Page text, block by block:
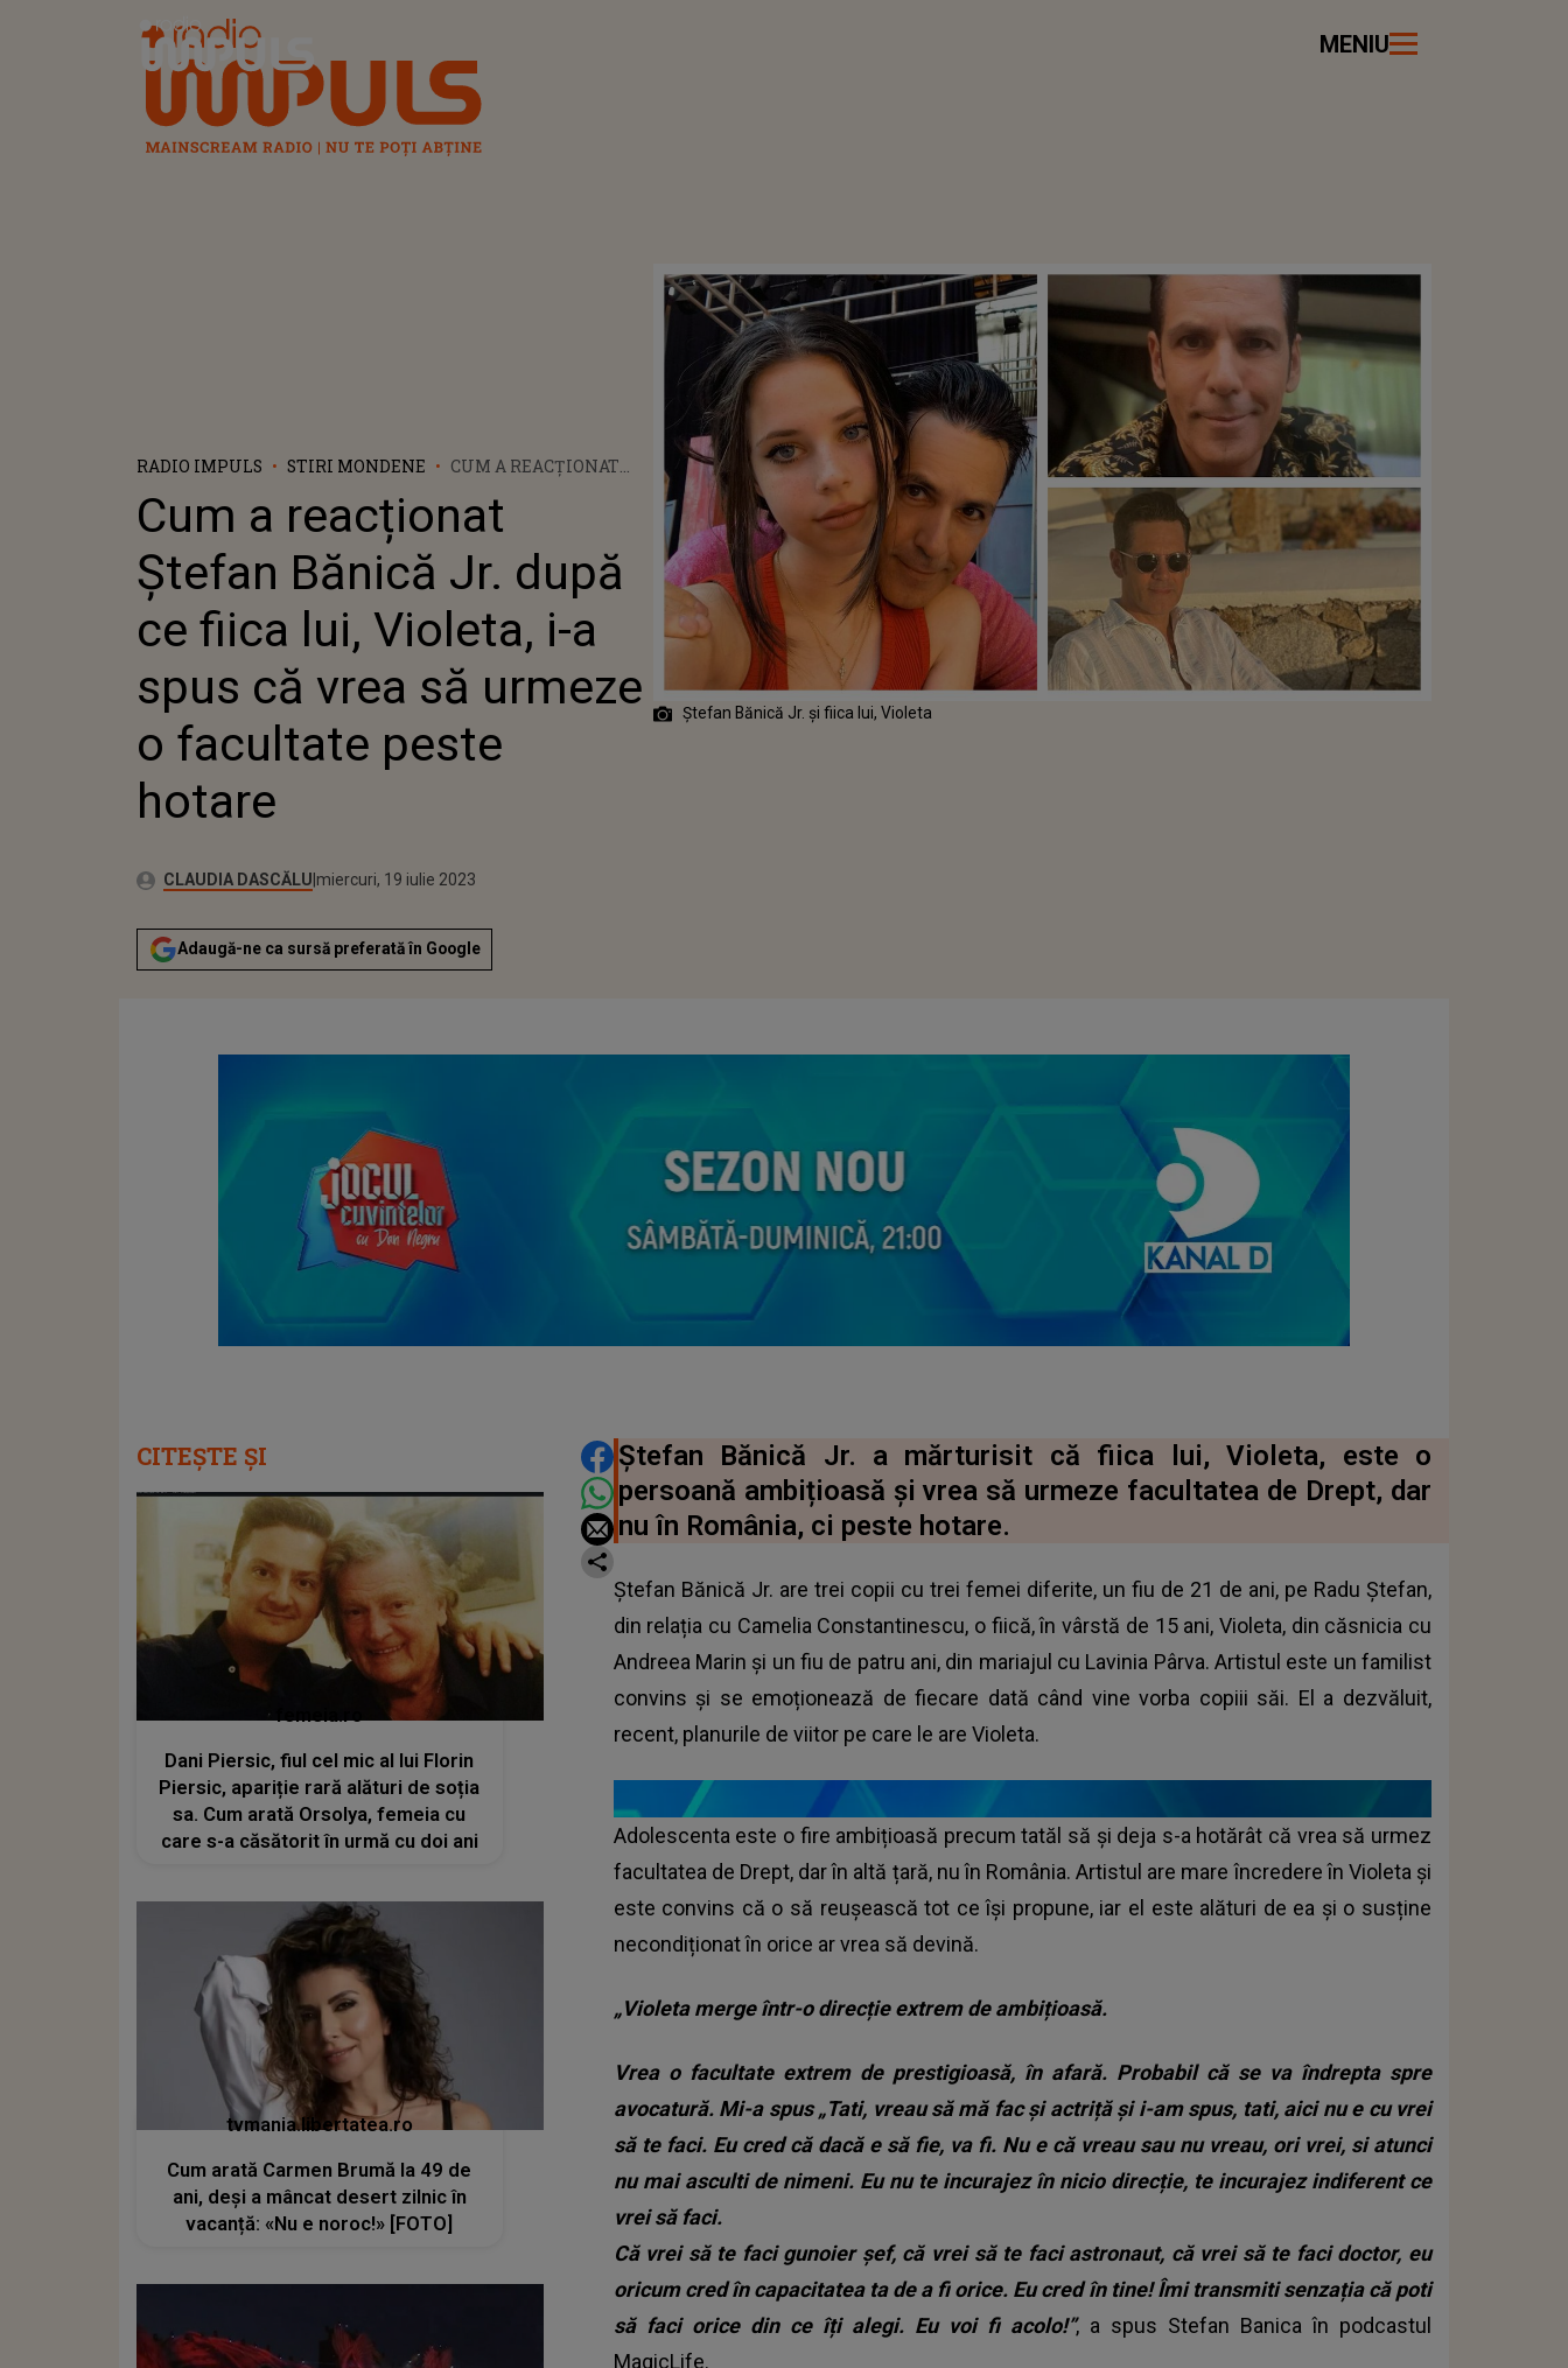
Radio Impuls MENIU
RADIO IMPULS STIRI MONDENE
CUM A REACȚIONAT
DUPĂ CE FIICA LUI,
VIOLETA, I-A SPUS CĂ
VREA SĂ URMEZE O
FACULTATE PESTE
HOTARE
Cum a reacționat
Ștefan Bănică Jr. după
ce fiica lui, Violeta, i-a
spus că vrea să urmeze
o facultate peste
hotare
Autor:CLAUDIA DASCĂLUPublicat:
miercuri, 19 iulie 2023
Actualizat:
miercuri, 19 iulie 2023
Adaugă-ne ca sursă preferată în Google
Ștefan Bănică Jr. și fiica lui, Violeta
DISTRIBUIE ARTICOLUL
Ștefan Bănică Jr. a mărturisit că fiica lui, Violeta, este o
persoană ambițioasă și vrea să urmeze facultatea de Drept, dar
nu în România, ci peste hotare.
Ștefan Bănică Jr. are trei copii cu trei femei diferite, un fiu de 21 de ani, pe Radu Ștefan,
din relația cu Camelia Constantinescu, o fiică, în vârstă de 15 ani, Violeta, din căsnicia cu
Andreea Marin și un fiu de patru ani, din mariajul cu Lavinia Pârva. Artistul este un familist
convins și se emoționează de fiecare dată când vine vorba copiii săi. El a dezvăluit,
recent, planurile de viitor pe care le are Violeta.
Adolescenta este o fire ambițioasă precum tatăl să și deja s-a hotărât că vrea să urmez
facultatea de Drept, dar în altă țară, nu în România. Artistul are mare încredere în Violeta și
este convins că o să reușească tot ce își propune, iar el este alături de ea și o susține
necondiționat în orice ar vrea să devină.
„Violeta merge într-o direcție extrem de ambițioasă.
Vrea o facultate extrem de prestigioasă, în afară. Probabil că se va îndrepta spre
avocatură. Mi-a spus „Tati, vreau să mă fac și actriță și i-am spus, tati, aici nu e cu vrei
să te faci. Eu cred că dacă e să fie, va fi. Nu e că vreau sau nu vreau, ori vrei, si atunci
nu mai asculti de nimeni. Eu nu te incurajez în nicio direcție, te incurajez indiferent ce
vrei să faci.
Că vrei să te faci gunoier șef, că vrei să te faci astronaut, că vrei să te faci doctor, eu
oricum cred în capacitatea ta de a fi orice. Eu cred în tine! Îmi transmiti senzația că poti
să faci orice din ce îți alegi. Eu voi fi acolo!”, a spus Stefan Banica în podcastul
MagicLife.
CITEȘTE ȘI
femeia.ro
Dani Piersic, fiul cel mic al lui Florin
Piersic, apariție rară alături de soția
sa. Cum arată Orsolya, femeia cu
care s-a căsătorit în urmă cu doi ani
tvmania.libertatea.ro
Cum arată Carmen Brumă la 49 de
ani, deși a mâncat desert zilnic în
vacanță: «Nu e noroc!» [FOTO]